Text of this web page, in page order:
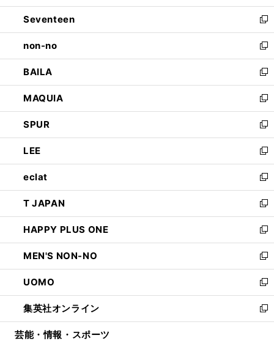
開
く
ウ
で
開
く
ン
ド
ウ
で
開
く
Seventeen
新
し
い
ウ
ィ
ン
ド
ウ
で
開
く
non-no
新
し
い
ウ
ィ
ン
ド
ウ
で
開
く
BAILA
新
し
い
ウ
ィ
ン
ド
ウ
で
開
く
MAQUIA
新
し
い
ウ
ィ
ン
ド
ウ
で
開
く
SPUR
新
し
い
ウ
ィ
ン
ド
ウ
で
開
く
LEE
新
し
い
ウ
ィ
ン
ド
ウ
で
開
く
eclat
新
し
い
ウ
ィ
ン
ド
ウ
で
開
く
T JAPAN
新
し
い
ウ
ィ
ン
ド
ウ
で
開
HAPPY PLUS ONE
新
し
い
ウ
ィ
ン
ド
ウ
MEN'S NON-NO
新
し
い
ウ
ィ
ン
UOMO
新
し
い
ウ
集英社オンライン
新
し
芸能・情報・スポーツ